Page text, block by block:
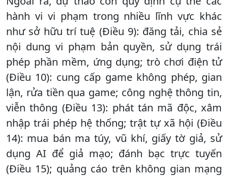
hành vi vi phạm trong nhiều lĩnh vực khác
như sở hữu trí tuệ (Điều 9): đăng tải, chia sẻ
nội dung vi phạm bản quyền, sử dụng trái
phép phần mềm, ứng dụng; trò chơi điện tử
(Điều 10): cung cấp game không phép, gian
lận, rửa tiền qua game; công nghệ thông tin,
viễn thông (Điều 13): phát tán mã độc, xâm
nhập trái phép hệ thống; trật tự xã hội (Điều
14): mua bán ma túy, vũ khí, giấy tờ giả, sử
dụng AI để giả mạo; đánh bạc trực tuyến
(Điều 15); quảng cáo trên không gian mạng